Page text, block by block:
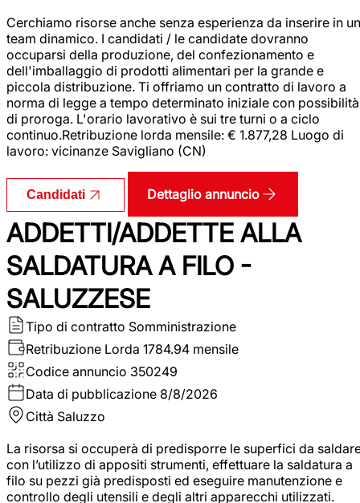
Cerchiamo risorse anche senza esperienza da inserire in un
team dinamico. I candidati / le candidate dovranno
occuparsi della produzione, del confezionamento e
dell'imballaggio di prodotti alimentari per la grande e
piccola distribuzione. Ti offriamo un contratto di lavoro a
norma di legge a tempo determinato iniziale con possibilità
di proroga. L'orario lavorativo è sui tre turni o a ciclo
continuo.Retribuzione lorda mensile: € 1.877,28 Luogo di
lavoro: vicinanze Savigliano (CN)
Candidati Dettaglio annuncio
ADDETTI/ADDETTE ALLA
SALDATURA A FILO -
SALUZZESE
Tipo di contratto Somministrazione
Retribuzione Lorda 1784.94 mensile
Codice annuncio 350249
Data di pubblicazione 8/8/2026
Città Saluzzo
La risorsa si occuperà di predisporre le superfici da
con l’utilizzo di appositi strumenti, effettuare la saldatura a
filo su pezzi già predisposti ed eseguire manutenzione e
controllo degli utensili e degli altri apparecchi utilizzati.